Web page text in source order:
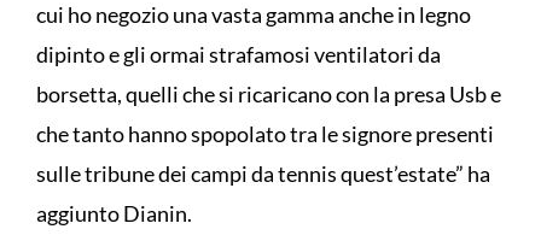
cui ho negozio una vasta gamma anche in legno
dipinto e gli ormai strafamosi ventilatori da
borsetta, quelli che si ricaricano con la presa Usb e
che tanto hanno spopolato tra le signore presenti
sulle tribune dei campi da tennis quest’estate” ha
aggiunto Dianin.